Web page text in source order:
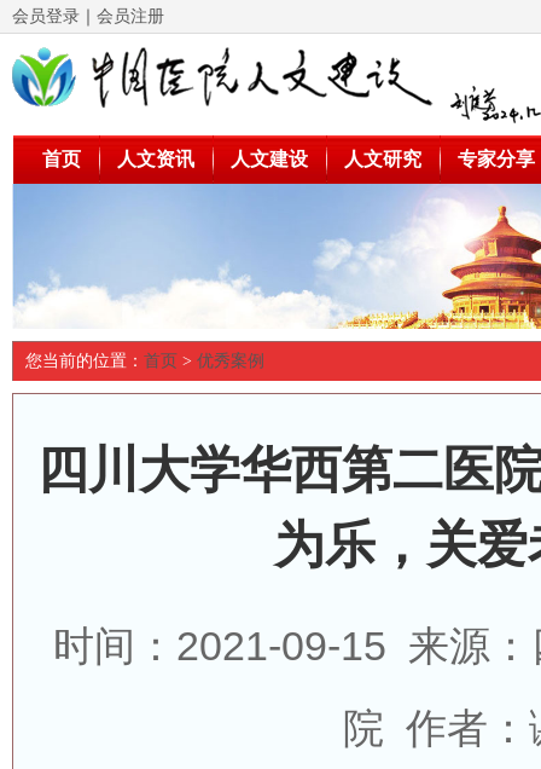
会员登录 ｜ 会员注册
首页 人文资讯 人文建设 人文研究 专家分享
您当前的位置： 首页 > 优秀案例
四川大学华西第二医
为乐，关
时间：2021-09-15 来源
院 作者：